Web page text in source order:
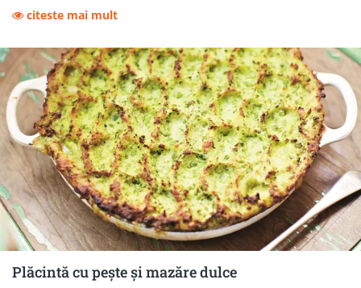
citeste mai mult
Plăcintă cu pește și mazăre dulce